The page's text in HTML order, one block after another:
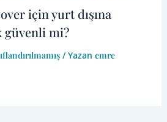
için yurt dışına
güvenli mi?
/ Yazan emre